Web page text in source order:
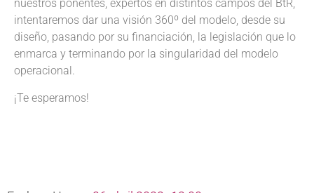
nuestros ponentes, expertos en distintos campos del BtR,
intentaremos dar una visión 360º del modelo, desde su
diseño, pasando por su financiación, la legislación que lo
enmarca y terminando por la singularidad del modelo
operacional.
¡Te esperamos!